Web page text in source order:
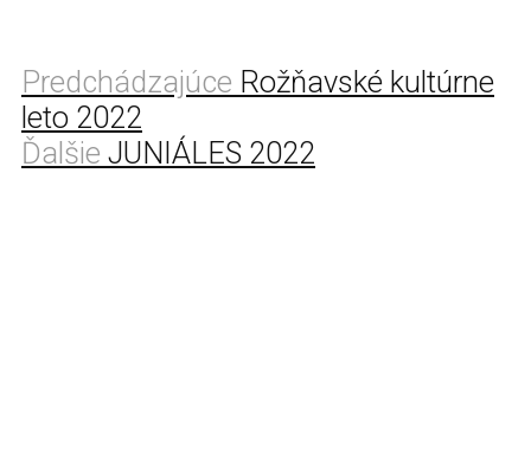
Predchádzajúce Rožňavské kultúrne
leto 2022
Ďalšie JUNIÁLES 2022